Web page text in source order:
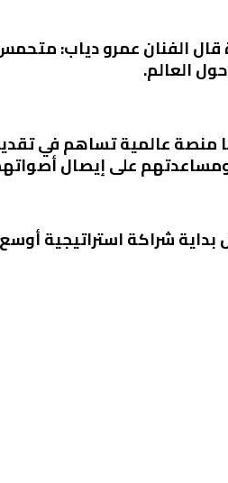
الفنان عمرو دياب:
العالم.
منصة عالمية تساهم في
على إيصال
شراكة استراتيجية